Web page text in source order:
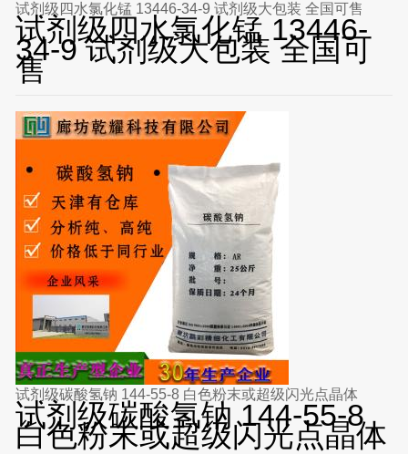
试剂级四水氯化锰 13446-34-9 试剂级大包装 全国可售
试剂级四水氯化锰 13446-
34-9 试剂级大包装 全国可
售
试剂级碳酸氢钠 144-55-8 白色粉末或超级闪光点晶体
试剂级碳酸氢钠 144-55-8
白色粉末或超级闪光点晶体